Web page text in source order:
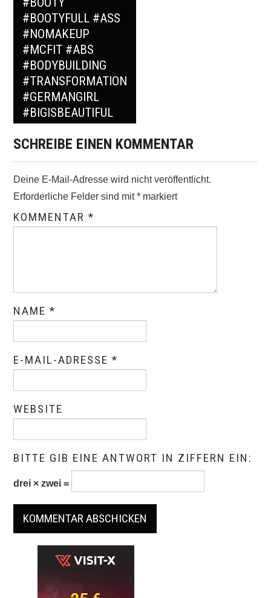
#BOOTYFULL #ASS
#NOMAKEUP
#MCFIT #ABS
#BODYBUILDING
#TRANSFORMATION
#GERMANGIRL
#BIGISBEAUTIFUL
SCHREIBE EINEN KOMMENTAR
Deine E-Mail-Adresse wird nicht veröffentlicht.
Erforderliche Felder sind mit* markiert
KOMMENTAR*
NAME*
E-MAIL-ADRESSE*
WEBSITE
BITTE GIB EINE ANTWORT IN ZIFFERN EIN:
drei × zwei =